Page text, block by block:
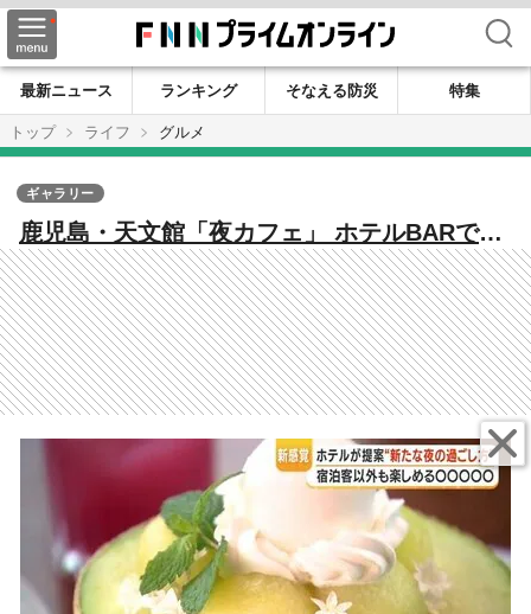
検索
最新ニュース ランキング そなえる防災
特集
トップ
ライフ グルメ
鹿児島・天文館「夜カフェ」 ホテルBARで和
栗モンブラン提供開始
ギャラリー